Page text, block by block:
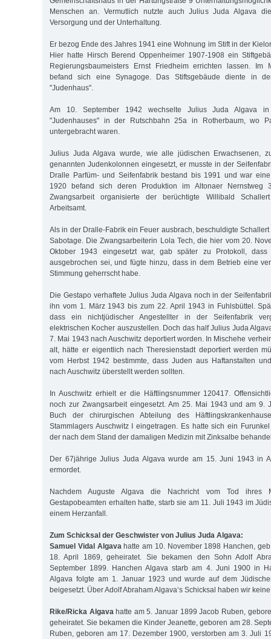
Menschen an. Vermutlich nutzte auch Julius Juda Algava
Versorgung und der Unterhaltung.
Er bezog Ende des Jahres 1941 eine Wohnung im Stift in der
Hier hatte Hirsch Berend Oppenheimer 1907-1908 ein
Regierungsbaumeisters Ernst Friedheim errichten lassen. Im
befand sich eine Synagoge. Das Stiftsgebäude diente in
"Judenhaus".
Am 10. September 1942 wechselte Julius Juda Algava
"Judenhauses" in der Rutschbahn 25a in Rotherbaum, wo
untergebracht waren.
Julius Juda Algava wurde, wie alle jüdischen Erwachsenen,
genannten Judenkolonnen eingesetzt, er musste in der
Dralle Parfüm- und Seifenfabrik bestand bis 1991 und war
1920 befand sich deren Produktion im Altonaer Nernstweg
Zwangsarbeit organisierte der berüchtigte Willibald
Arbeitsamt.
Als in der Dralle-Fabrik ein Feuer ausbrach, beschuldigte
Sabotage. Die Zwangsarbeiterin Lola Tech, die hier vom 20.
Oktober 1943 eingesetzt war, gab später zu Protokoll,
ausgebrochen sei, und fügte hinzu, dass in dem Betrieb eine
Stimmung geherrscht habe.
Die Gestapo verhaftete Julius Juda Algava noch in der
ihn vom 1. März 1943 bis zum 22. April 1943 in Fuhlsbüttel.
dass ein nichtjüdischer Angestellter in der Seifenfabrik
elektrischen Kocher auszustellen. Doch das half Julius Juda
7. Mai 1943 nach Auschwitz deportiert worden. In Mischehe
alt, hätte er eigentlich nach Theresienstadt deportiert werden
vom Herbst 1942 bestimmte, dass Juden aus Haftanstalten
nach Auschwitz überstellt werden sollten.
In Auschwitz erhielt er die Häftlingsnummer 120417.
noch zur Zwangsarbeit eingesetzt. Am 25. Mai 1943 und am 9.
Buch der chirurgischen Abteilung des
Stammlagers Auschwitz I eingetragen. Es hatte sich ein
der nach dem Stand der damaligen Medizin mit Zinksalbe
Der 67jährige Julius Juda Algava wurde am 15. Juni 1943 in
ermordet.
Nachdem Auguste Algava die Nachricht vom Tod ihres
Gestapobeamten erhalten hatte, starb sie am 11. Juli 1943 im
einem Herzanfall.
Zum Schicksal der Geschwister von Julius Juda Algava:
Samuel Vidal Algava hatte am 10. November 1898 Hanchen,
18. April 1869, geheiratet. Sie bekamen den Sohn Adolf
September 1899. Hanchen Algava starb am 4. Juni 1900 in
Algava folgte am 1. Januar 1923 und wurde auf dem
beigesetzt. Über Adolf Abraham Algava‘s Schicksal haben wir
Rike/Ricka Algava hatte am 5. Januar 1899 Jacob Ruben,
geheiratet. Sie bekamen die Kinder Jeanette, geboren am 28.
Ruben, geboren am 17. Dezember 1900, verstorben am 3. Juli